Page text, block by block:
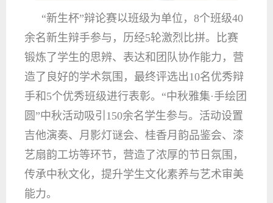
“新生杯”辩论赛以班级为单位，8个班级40
余名新生辩手参与，历经5轮激烈比拼。比赛
锻炼了学生的思辨、表达和团队协作能力，营
造了良好的学术氛围，最终评选出10名优秀辩
手和5个优秀班级进行表彰。 “中秋雅集·手绘团
圆”中秋活动吸引150余名学生参与。活动设置
吉他演奏、月影灯谜会、桂香月韵品鉴会、漆
艺扇韵工坊等环节，营造了浓厚的节日氛围，
传承中秋文化，提升学生文化素养与艺术审美
能力。